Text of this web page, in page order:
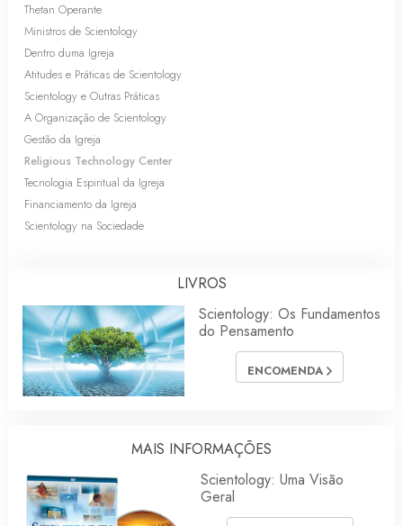
Thetan Operante
Ministros de Scientology
Dentro duma Igreja
Atitudes e Práticas de Scientology
Scientology e Outras Práticas
A Organização de Scientology
Gestão da Igreja
Religious Technology Center
Tecnologia Espiritual da Igreja
Financiamento da Igreja
Scientology na Sociedade
LIVROS
Scientology: Os Fundamentos
do Pensamento
ENCOMENDA
MAIS INFORMAÇÕES
Scientology: Uma Visão
Geral